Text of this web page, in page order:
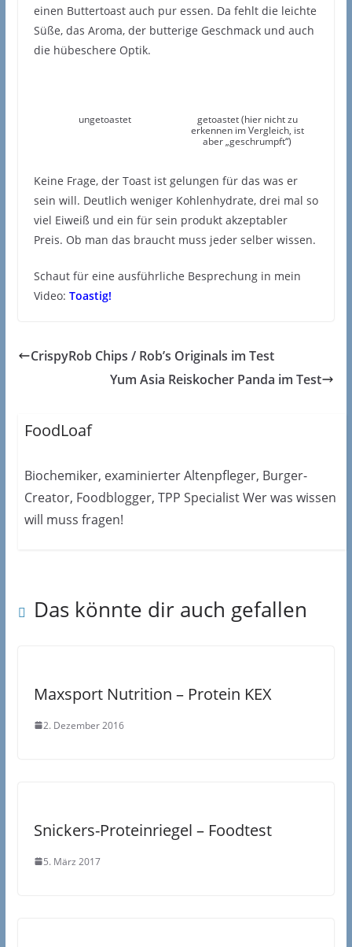
einen Buttertoast auch pur essen. Da fehlt die leichte
Süße, das Aroma, der butterige Geschmack und auch
die hübeschere Optik.
ungetoastet
getoastet (hier nicht zu
erkennen im Vergleich, ist
aber „geschrumpft“)
Keine Frage, der Toast ist gelungen für das was er
sein will. Deutlich weniger Kohlenhydrate, drei mal so
viel Eiweiß und ein für sein produkt akzeptabler
Preis. Ob man das braucht muss jeder selber wissen.
Schaut für eine ausführliche Besprechung in mein
Video: Toastig!
CrispyRob Chips / Rob’s Originals im Test
Yum Asia Reiskocher Panda im Test
FoodLoaf
Biochemiker, examinierter Altenpfleger, Burger-
Creator, Foodblogger, TPP Specialist Wer was wissen
will muss fragen!
Das könnte dir auch gefallen
Maxsport Nutrition – Protein KEX
2. Dezember 2016
Snickers-Proteinriegel – Foodtest
5. März 2017